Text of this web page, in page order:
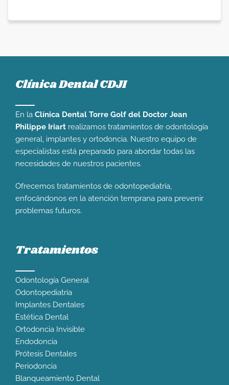
Clínica Dental CDJI
En la Clínica Dental Torre Golf del Doctor Jean
Philippe Iriart realizamos tratamientos de odontología
general, implantes y ortodoncia. Nuestro equipo de
especialistas está preparado para abordar todas las
necesidades de nuestros pacientes.
Ofrecemos tratamientos de odontopediatría,
enfocándonos en la atención temprana para prevenir
problemas futuros.
Tratamientos
Odontología General
Odontopediatría
Implantes Dentales
Estética Dental
Ortodoncia Invisible
Endodoncia
Prótesis Dentales
Periodoncia
Blanqueamiento Dental